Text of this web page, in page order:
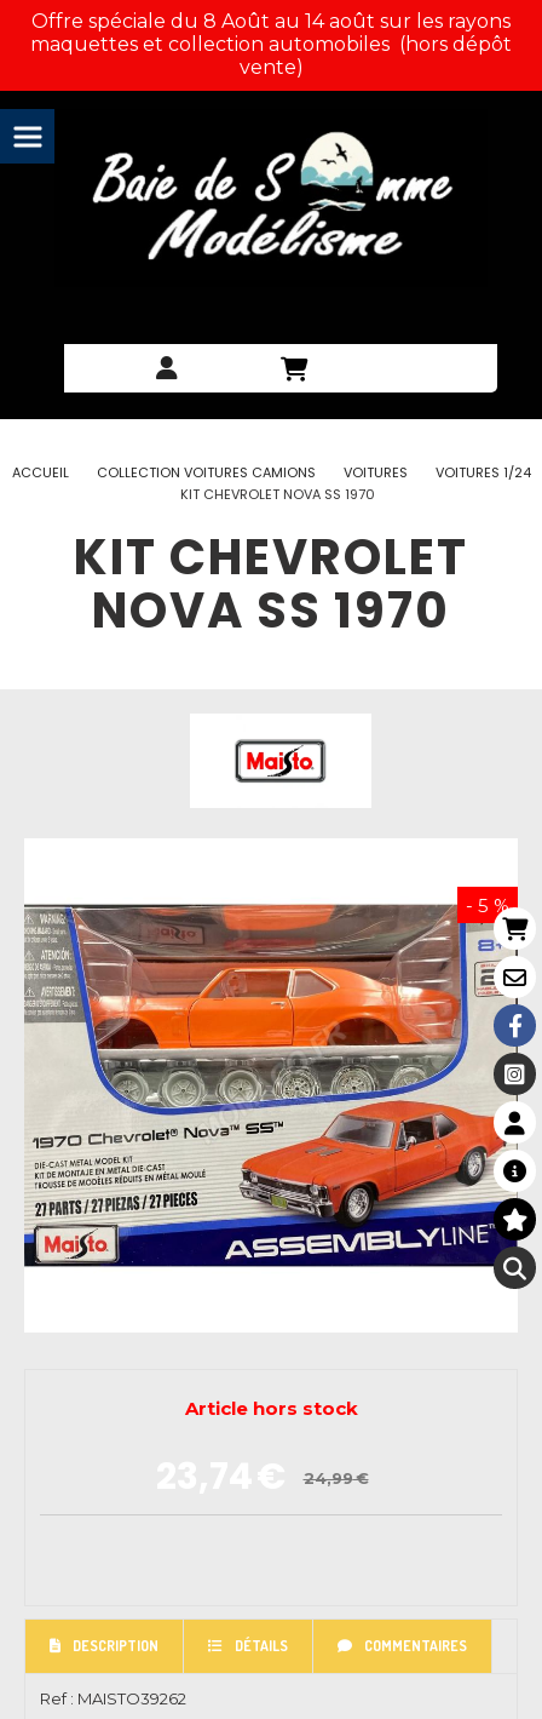
Offre spéciale du 8 Août au 14 août sur les rayons
maquettes et collection automobiles (hors dépôt
vente)
ACCUEIL COLLECTION VOITURES CAMIONS VOITURES
VOITURES 1/24
KIT CHEVROLET NOVA SS 1970
KIT CHEVROLET
NOVA SS 1970
- 5 %
24,99€
Article hors stock
DESCRIPTION DÉTAILS COMMENTAIRES
Ref : MAISTO39262
Panneau de gestion des cookies